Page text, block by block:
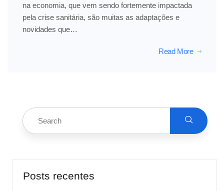
na economia, que vem sendo fortemente impactada
pela crise sanitária, são muitas as adaptações e
novidades que…
Read More
Posts recentes